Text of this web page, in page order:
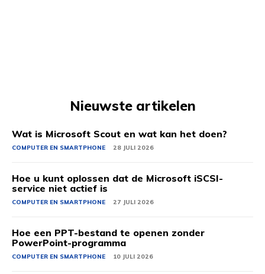
Nieuwste artikelen
Wat is Microsoft Scout en wat kan het doen?
COMPUTER EN SMARTPHONE 28 JULI 2026
Hoe u kunt oplossen dat de Microsoft iSCSI-
service niet actief is
COMPUTER EN SMARTPHONE 27 JULI 2026
Hoe een PPT-bestand te openen zonder
PowerPoint-programma
COMPUTER EN SMARTPHONE 10 JULI 2026